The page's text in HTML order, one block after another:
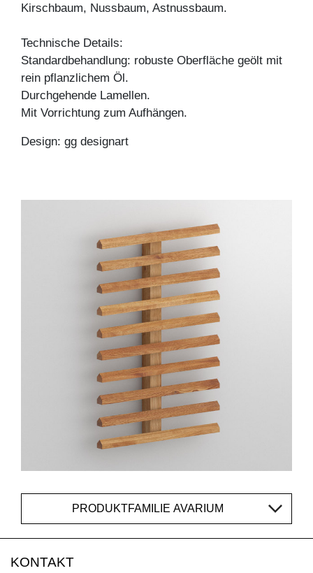
Kirschbaum, Nussbaum, Astnussbaum.
Technische Details:
Standardbehandlung: robuste Oberfläche geölt mit
rein pflanzlichem Öl.
Durchgehende Lamellen.
Mit Vorrichtung zum Aufhängen.
Design: gg designart
PRODUKTFAMILIE AVARIUM
KONTAKT